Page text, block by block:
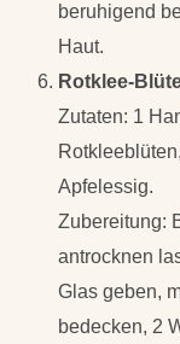
beruhigend
Haut.
Rotklee-
Zutaten: 1
Apfelessig.
Zubereitung:
antrocknen
Glas geben,
bedecken, 2